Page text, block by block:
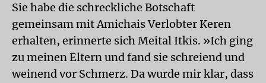
Sie habe die schreckliche Botschaft
gemeinsam mit Amichais Verlobter Keren
erhalten, erinnerte sich Meital Itkis. »Ich ging
zu meinen Eltern und fand sie schreiend und
weinend vor Schmerz. Da wurde mir klar, dass